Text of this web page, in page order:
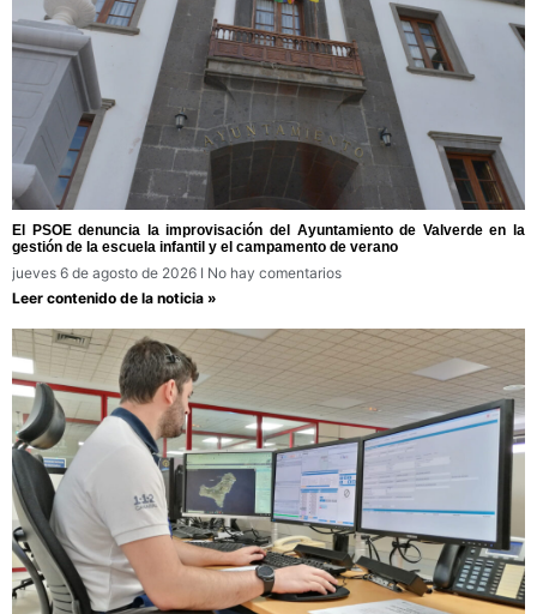
El PSOE denuncia la improvisación del Ayuntamiento de Valverde en la
gestión de la escuela infantil y el campamento de verano
jueves 6 de agosto de 2026
No hay comentarios
Leer contenido de la noticia »